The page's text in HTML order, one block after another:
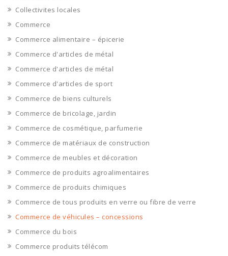
Collectivites locales
Commerce
Commerce alimentaire – épicerie
Commerce d'articles de métal
Commerce d'articles de métal
Commerce d'articles de sport
Commerce de biens culturels
Commerce de bricolage, jardin
Commerce de cosmétique, parfumerie
Commerce de matériaux de construction
Commerce de meubles et décoration
Commerce de produits agroalimentaires
Commerce de produits chimiques
Commerce de tous produits en verre ou fibre de verre
Commerce de véhicules – concessions
Commerce du bois
Commerce produits télécom